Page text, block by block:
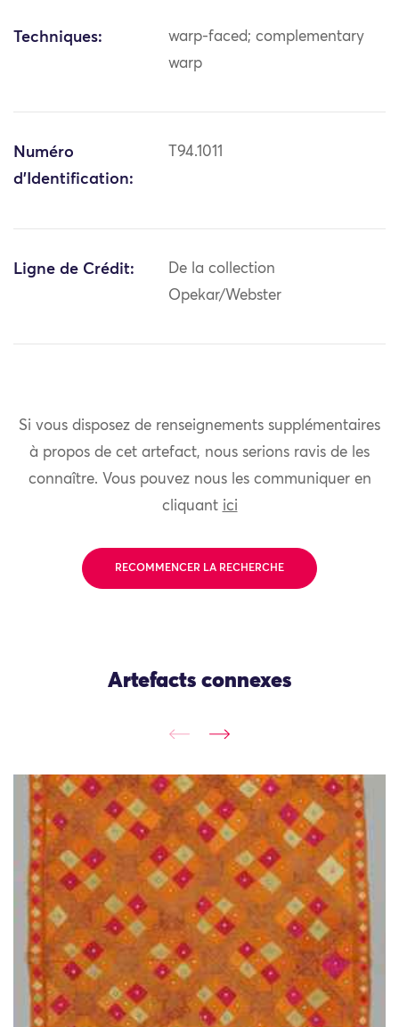
Techniques:
warp-faced; complementary
warp
Numéro
d'Identification:
T94.1011
Ligne de Crédit:
De la collection
Opekar/Webster
Si vous disposez de renseignements supplémentaires
à propos de cet artefact, nous serions ravis de les
connaître. Vous pouvez nous les communiquer en
cliquant ici
RECOMMENCER LA RECHERCHE
Artefacts connexes